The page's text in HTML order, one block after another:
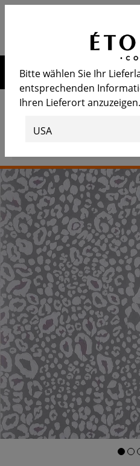
Calculez le
nécessaire
für unseren
Bitte wählen Sie Ihr
entsprechenden
Ihren Lieferort anzuzeigen.